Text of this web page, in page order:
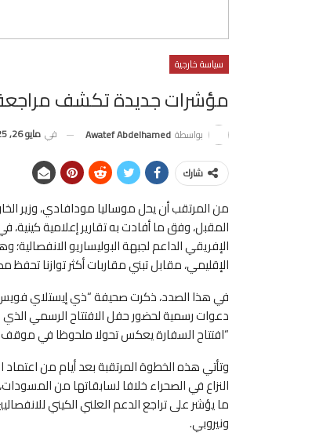
سياسة خارجية
مؤشرات جديدة تكشف مراجعة
بواسطة Awatef Abdelhamed في مايو 26, 2025
شارك
من المرتقب أن يحل موساليا مودافادي، وزير
المقبل، وفق ما أفادت به تقارير إعلامية
الإفريقي الداعم لجبهة البوليساريو
الإقليمي، مقابل تبني مقاربات أكثر توازنا تحفظ
في هذا الصدد، ذكرت صحيفة “ذي إيستلاي فويس”
دعوات رسمية لحضور حفل الافتتاح الرسمي الذي
“افتتاح السفارة يعكس تحولا ملحوظا في موقف
وتأتي هذه الخطوة المرتقبة بعد أيام من اعتماد
النزاع في الصحراء خلافا لسابقاتها من
ما يؤشر على تراجع الدعم العلني الكيني
ونيروبي.